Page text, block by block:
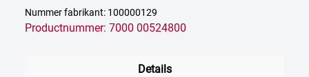
Nummer fabrikant: 100000129
Productnummer: 7000 00524800
Details